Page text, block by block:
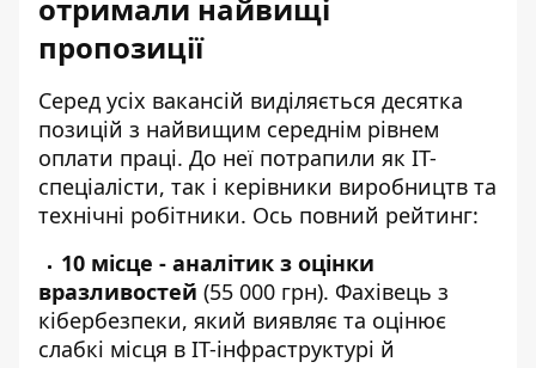
отримали найвищі
пропозиції
Серед усіх вакансій виділяється десятка
позицій з найвищим середнім рівнем
оплати праці. До неї потрапили як IT-
спеціалісти, так і керівники виробництв та
технічні робітники. Ось повний рейтинг:
10 місце - аналітик з оцінки
вразливостей (55 000 грн). Фахівець з
кібербезпеки, який виявляє та оцінює
слабкі місця в IT-інфраструктурі й